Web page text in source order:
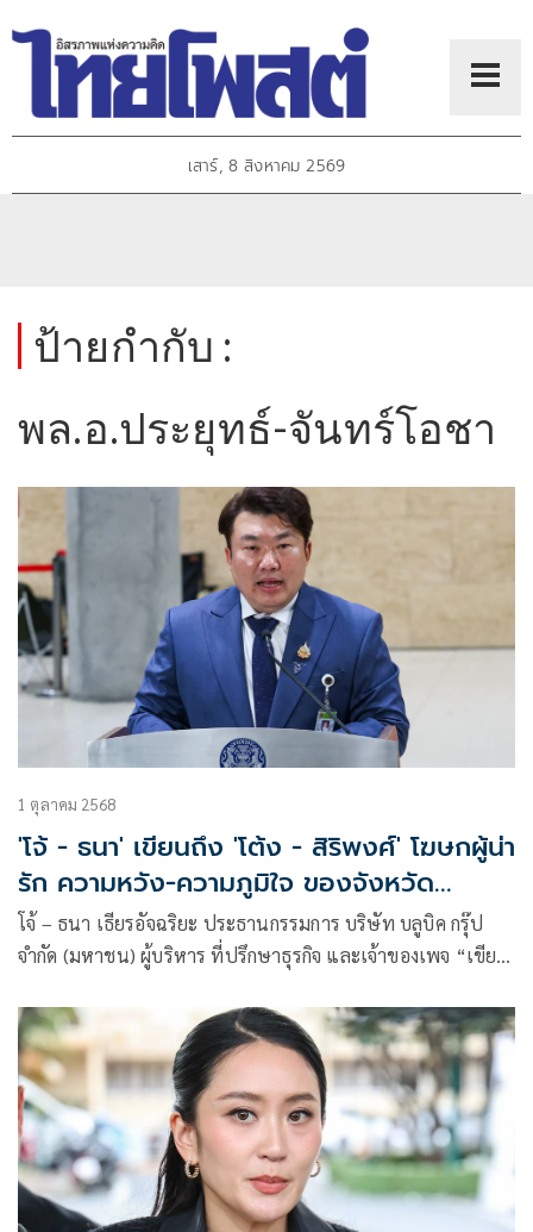
เสาร์, 8 สิงหาคม 2569
ป้ายกำกับ :
พล.อ.ประยุทธ์-จันทร์โอชา
1 ตุลาคม 2568
'โจ้ - ธนา' เขียนถึง 'โต้ง - สิริพงศ์' โฆษกผู้น่า
รัก ความหวัง-ความภูมิใจ ของจังหวัด
ศรีสะเกษ
โจ้ – ธนา เธียรอัจฉริยะ ประธานกรรมการ บริษัท บลูบิค กรุ๊ป
จำกัด (มหาชน) ผู้บริหาร ที่ปรึกษาธุรกิจ และเจ้าของเพจ “เขียน
สำนักนายกรัฐมนตรี คนใหม่ ในหัวข้อ “โฆษกผู้น่ารัก” มีเนื้อหา
ดังนี้